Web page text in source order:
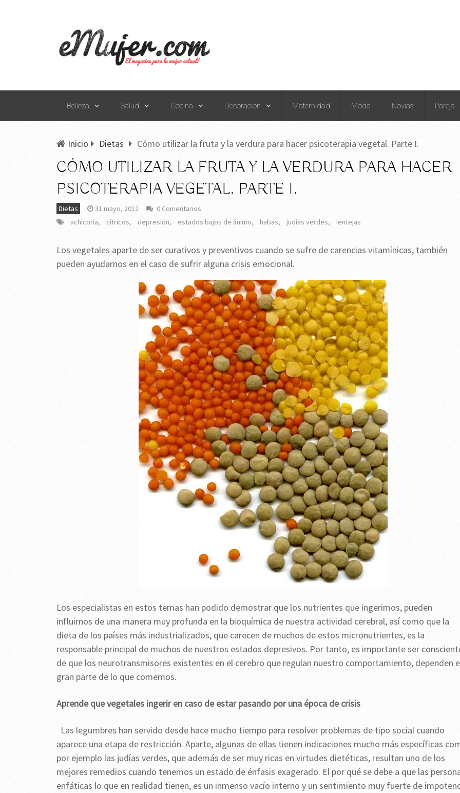
Belleza Salud Cocina Decoración Maternidad Moda Novias Pareja
Inicio Dietas Cómo utilizar la fruta y la verdura para hacer psicoterapia vegetal. Parte I.
CÓMO UTILIZAR LA FRUTA Y LA VERDURA PARA HACER
PSICOTERAPIA VEGETAL. PARTE I.
Dietas 31 mayo, 2012
0 Comentarios
achicoria, cítricos, depresión, estados bajos de ánimo, habas, judías verdes, lentejas
Los vegetales aparte de ser curativos y preventivos cuando se sufre de carencias vitamínicas, también
pueden ayudarnos en el caso de sufrir alguna crisis emocional.
Los especialistas en estos temas han podido demostrar que los nutrientes que ingerimos, pueden
influirnos de una manera muy profunda en la bioquímica de nuestra actividad cerebral, así como que la
dieta de los países más industrializados, que carecen de muchos de estos micronutrientes, es la
responsable principal de muchos de nuestros estados depresivos. Por tanto, es importante ser
de que los neurotransmisores existentes en el cerebro que regulan nuestro comportamiento, dependen
gran parte de lo que comemos.
Aprende que vegetales ingerir en caso de estar pasando por una época de crisis
Las legumbres han servido desde hace mucho tiempo para resolver problemas de tipo social cuando
aparece una etapa de restricción. Aparte, algunas de ellas tienen indicaciones mucho más específicas
por ejemplo las judías verdes, que además de ser muy ricas en virtudes dietéticas, resultan uno de los
mejores remedios cuando tenemos un estado de énfasis exagerado. El por qué se debe a que las
enfáticas lo que en realidad tienen, es un inmenso vacío interno y un sentimiento muy fuerte de